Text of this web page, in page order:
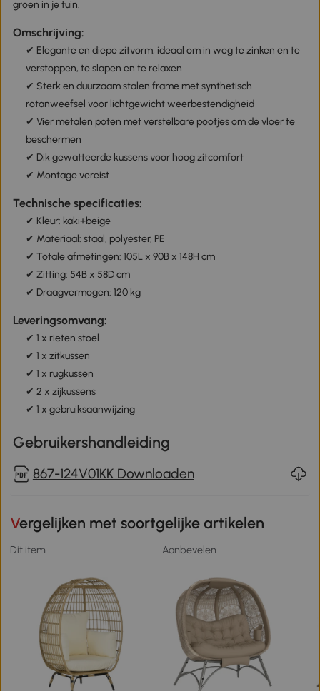
groen in je tuin.
Omschrijving:
✔ Elegante en diepe zitvorm, ideaal om in weg te zinken en te
verstoppen, te slapen en te relaxen
✔ Sterk en duurzaam stalen frame met synthetisch
rotanweefsel voor lichtgewicht weerbestendigheid
✔ Vier metalen poten met verstelbare pootjes om de vloer te
beschermen
✔ Dik gewatteerde kussens voor hoog zitcomfort
✔ Montage vereist
Technische specificaties:
✔ Kleur: kaki+beige
✔ Materiaal: staal, polyester, PE
✔ Totale afmetingen: 105L x 90B x 148H cm
✔ Zitting: 54B x 58D cm
✔ Draagvermogen: 120 kg
Leveringsomvang:
✔ 1 x rieten stoel
✔ 1 x zitkussen
✔ 1 x rugkussen
✔ 2 x zijkussens
✔ 1 x gebruiksaanwijzing
Gebruikershandleiding
867-124V01KK Downloaden
Vergelijken met soortgelijke artikelen
Dit item Aanbevelen